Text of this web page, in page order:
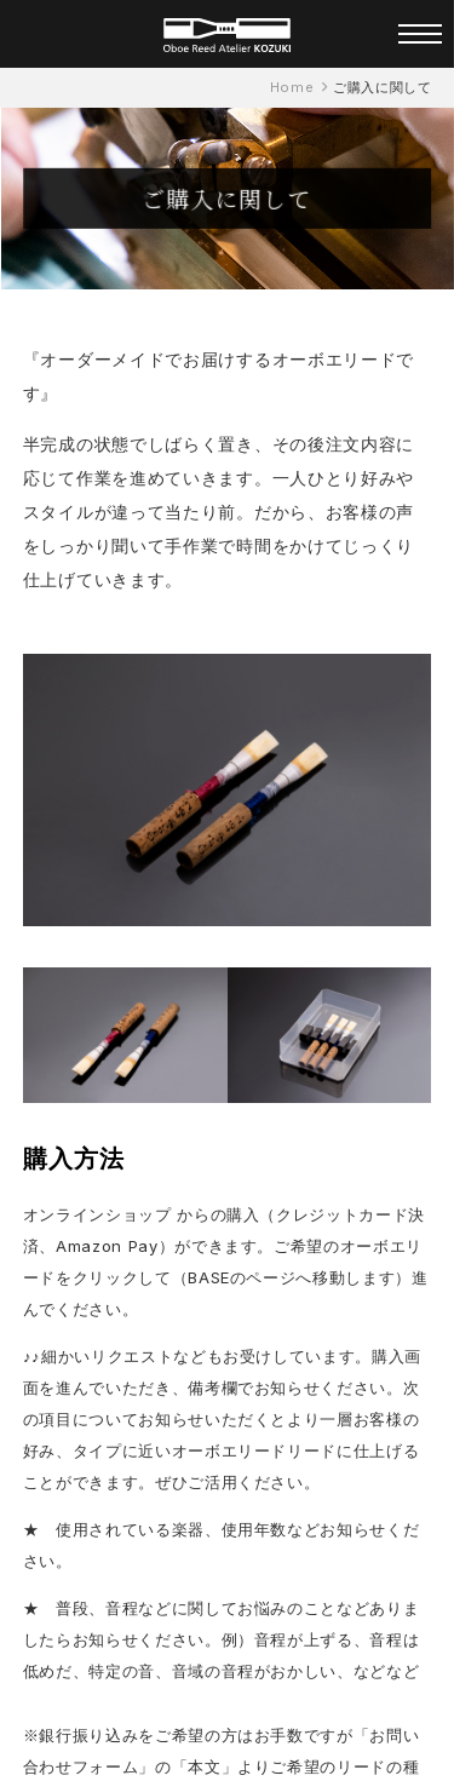
オーダーメイド オーボエリー
りに合ったリードを
Home ご購入に関して
ご購入に関して
『オーダーメイドでお届けするオーボエリードで
す』
半完成の状態でしばらく置き、その後注文内容に
応じて作業を進めていきます。一人ひとり好みや
スタイルが違って当たり前。だから、お客様の声
をしっかり聞いて手作業で時間をかけてじっくり
仕上げていきます。
購入方法
オンラインショップ からの購入（クレジットカード決
済、Amazon Pay）ができます。ご希望のオーボエリ
ードをクリックして（BASEのページへ移動します）進
んでください。
♪♪細かいリクエストなどもお受けしています。購入画
面を進んでいただき、備考欄でお知らせください。次
の項目についてお知らせいただくとより一層お客様の
好み、タイプに近いオーボエリードリードに仕上げる
ことができます。ぜひご活用ください。
★ 使用されている楽器、使用年数などお知らせくだ
さい。
★ 普段、音程などに関してお悩みのことなどありま
したらお知らせください。例）音程が上ずる、音程は
低めだ、特定の音、音域の音程がおかしい、などなど
※銀行振り込みをご希望の方はお手数ですが「お問い
合わせフォーム」の「本文」よりご希望のリードの種